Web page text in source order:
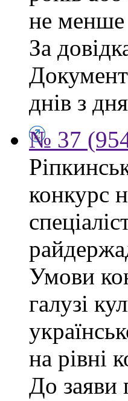
не менше
За
днів з
№ 37
конкурс
Умови
галузі
на рівні
До заяви